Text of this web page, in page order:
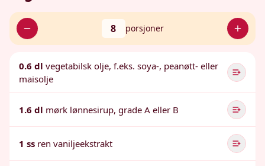
8 porsjoner
0.6 dl vegetabilsk olje, f.eks. soya-, peanøtt- eller
maisolje
1.6 dl mørk lønnesirup, grade A eller B
1 ss ren vaniljeekstrakt